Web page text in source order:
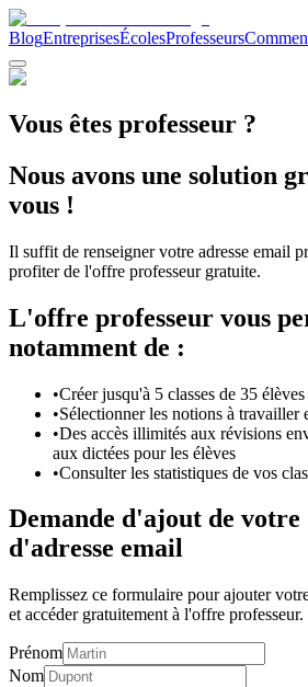
BlogEntreprisesÉcolesProfesseurs
Vous êtes professeur ?
Nous avons une solution
vous !
Il suffit de renseigner votre adresse email
profiter de l'offre professeur gratuite.
L'offre professeur vous
notamment de :
•Créer jusqu'à 5 classes de 35 élèves
•Sélectionner les notions à travailler
•Des accès illimités aux révisions
aux dictées pour les élèves
•Consulter les statistiques de vos
Demande d'ajout de votre
d'adresse email
Remplissez ce formulaire pour ajouter
et accéder gratuitement à l'offre professeur.
Prénom
Nom